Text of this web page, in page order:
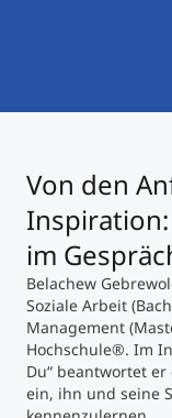
Masterclasses
Management-
Technische
Von den
im
Belachew
Soziale Arbeit
Management
Hochschule®. Im
Du“ beantwortet
ein, ihn und seine